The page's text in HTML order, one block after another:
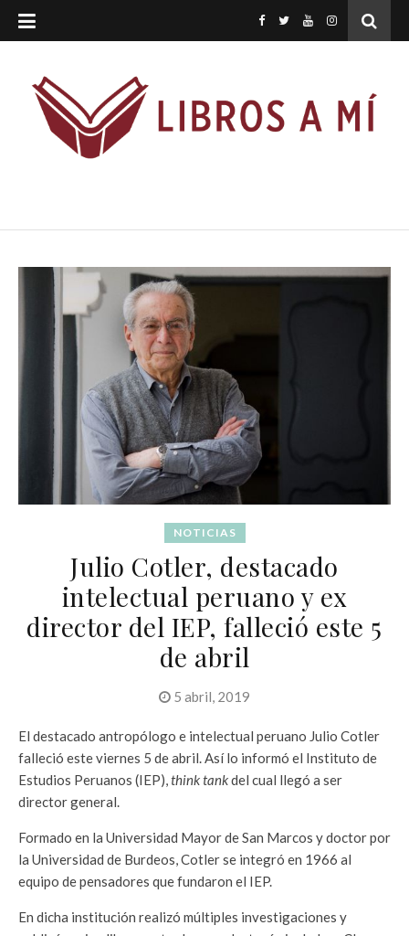
NOTICIAS
Julio Cotler, destacado
intelectual peruano y ex
director del IEP, falleció este 5
de abril
5 abril, 2019
El destacado antropólogo e intelectual peruano Julio Cotler
falleció este viernes 5 de abril. Así lo informó el Instituto de
Estudios Peruanos (IEP),think tankdel cual llegó a ser
director general.
Formado en la Universidad Mayor de San Marcos y doctor por
la Universidad de Burdeos, Cotler se integró en 1966 al
equipo de pensadores que fundaron el IEP.
En dicha institución realizó múltiples investigaciones y